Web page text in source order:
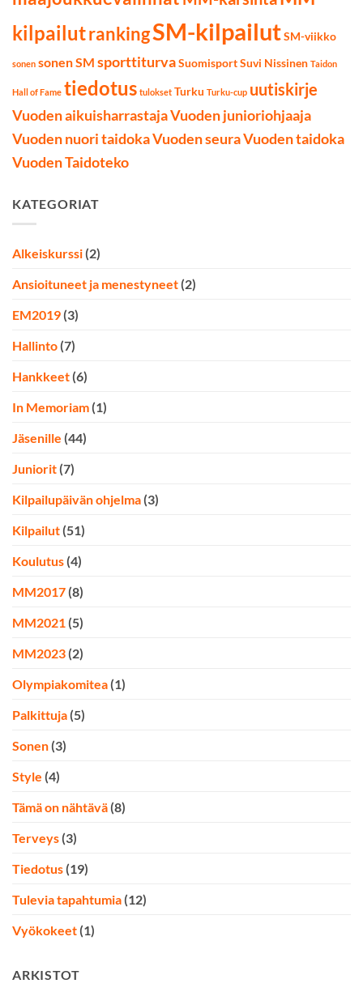
kilpailutrankingSM-kilpailutSM-viikko
sonen sonen SM sporttiturvaSuomisportSuvi Nissinen Taidon
Hall of Fame tiedotus tulokset Turku Turku-cup uutiskirje
Vuoden aikuisharrastajaVuoden junioriohjaaja
Vuoden nuori taidokaVuoden seuraVuoden taidoka
Vuoden Taidoteko
KATEGORIAT
Alkeiskurssi (2)
Ansioituneet ja menestyneet (2)
EM2019 (3)
Hallinto (7)
Hankkeet (6)
In Memoriam (1)
Jäsenille (44)
Juniorit (7)
Kilpailupäivän ohjelma (3)
Kilpailut (51)
Koulutus (4)
MM2017 (8)
MM2021 (5)
MM2023 (2)
Olympiakomitea (1)
Palkittuja (5)
Sonen (3)
Style (4)
Tämä on nähtävä (8)
Terveys (3)
Tiedotus (19)
Tulevia tapahtumia (12)
Vyökokeet (1)
ARKISTOT